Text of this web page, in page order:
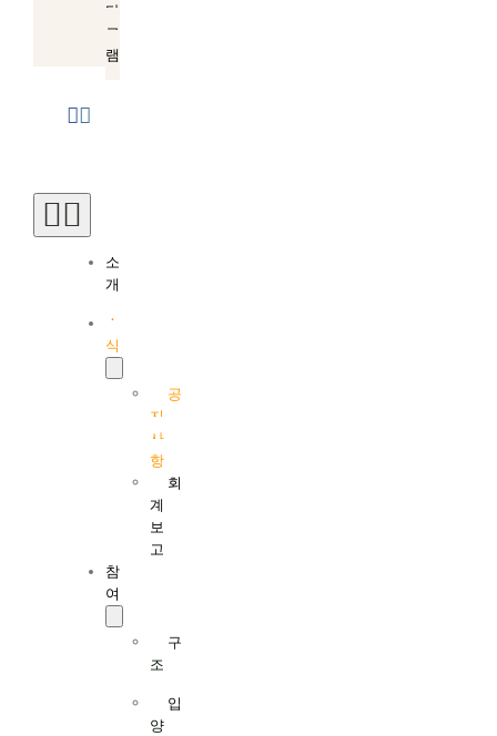
타
그
램
Toggle
Navigation
소
개
소
식
공
지
사
항
회
계
보
고
참
여
구
조
입
양